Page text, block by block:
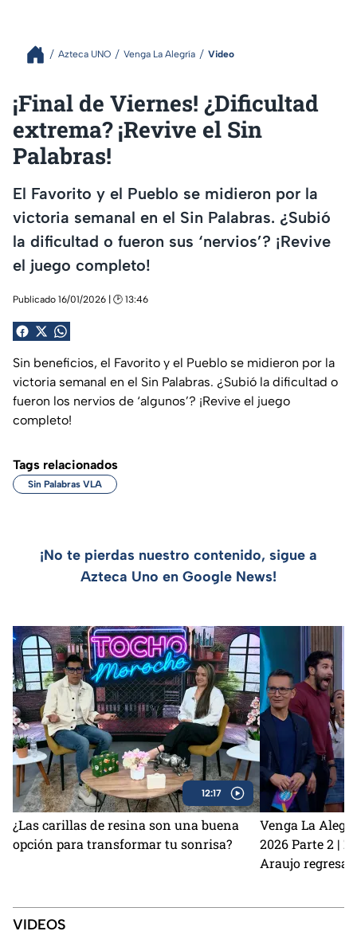
Azteca UNO Venga La Alegría Video
¡Final de Viernes! ¿Dificultad
extrema? ¡Revive el Sin
Palabras!
El Favorito y el Pueblo se midieron por la
victoria semanal en el Sin Palabras. ¿Subió
la dificultad o fueron sus ‘nervios’? ¡Revive
el juego completo!
Publicado 16/01/2026 | 🕑 13:46
Sin beneficios, el Favorito y el Pueblo se midieron por la
victoria semanal en el Sin Palabras. ¿Subió la dificultad o
fueron los nervios de ‘algunos’? ¡Revive el juego
completo!
Tags relacionados
Sin Palabras VLA
¡No te pierdas nuestro contenido, sigue a
Azteca Uno en Google News!
12:17
¿Las carillas de resina son una buena
opción para transformar tu sonrisa?
Venga La
2026 Parte 2 |
Araujo
VIDEOS